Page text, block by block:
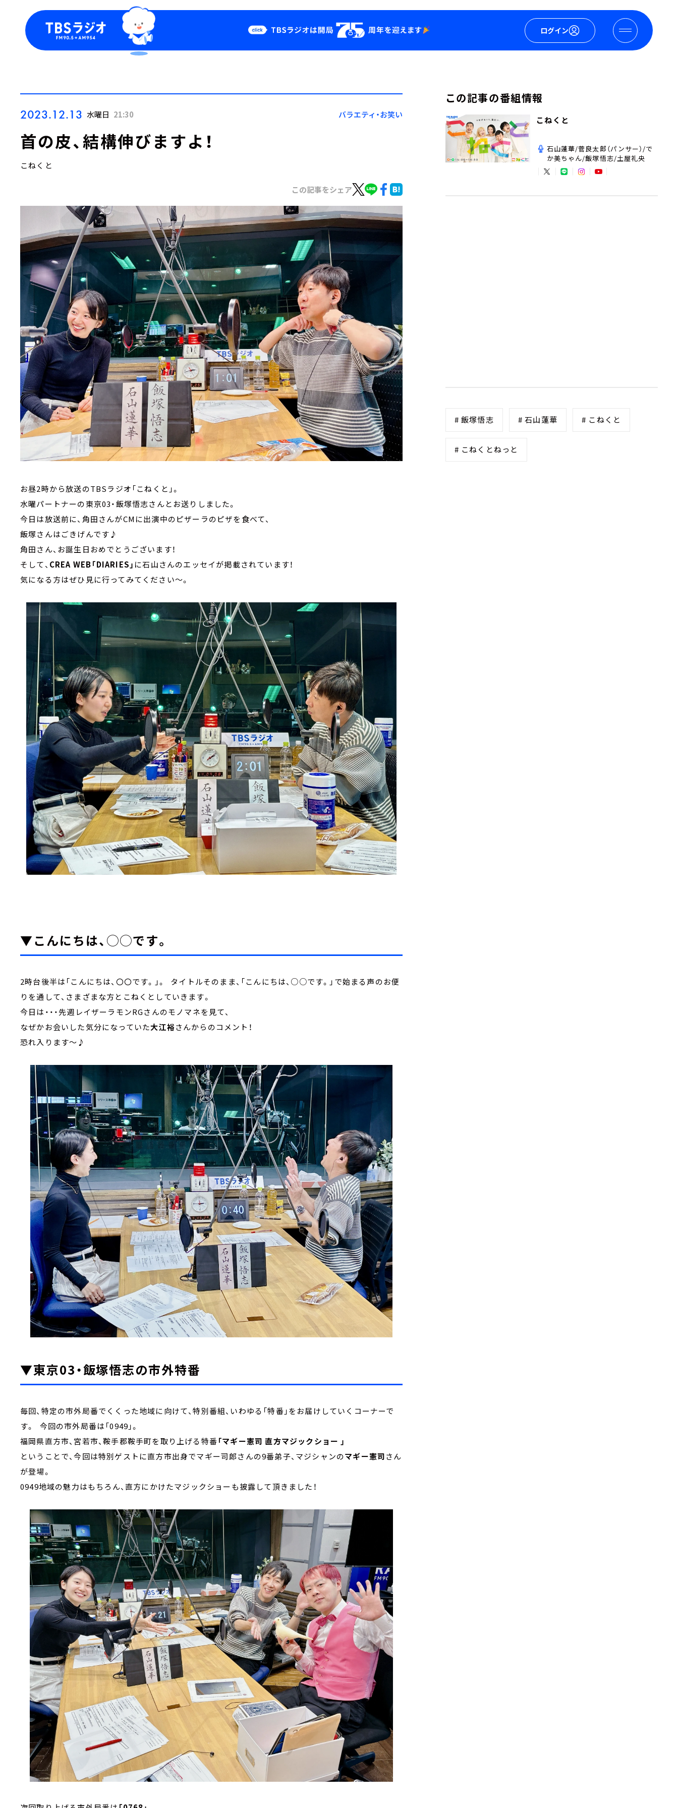
ログイン
Podcast
YouTube
会社情報
2023.12.13 水曜日 21:30 バラエティ・お笑い
首の皮、結構伸びますよ！
こねくと
この記事をシェア
お昼2時から放送のTBSラジオ「こねくと」。
水曜パートナーの東京03・飯塚悟志さんとお送りしました。
今日は放送前に、角田さんがCMに出演中のピザーラのピザを食べて、
飯塚さんはごきげんです♪
角田さん、お誕生日おめでとうございます！
そして、 CREA WEB「DIARIES」 に石山さんのエッセイが掲載されています！
気になる方はぜひ見に行ってみてください～。
▼こんにちは、◯◯です。
2時台後半は「こんにちは、〇〇です。」。 タイトルそのまま、「こんにちは、○○です。」で始まる声のお便
りを通して、さまざまな方とこねくとしていきます。
今日は・・・先週レイザーラモンRGさんのモノマネを見て、
なぜかお会いした気分になっていた大江裕さんからのコメント！
恐れ入ります～♪
▼東京03・飯塚悟志の市外特番
毎回、特定の市外局番でくくった地域に向けて、特別番組、いわゆる「特番」をお届けしていくコーナーで
す。 今回の市外局番は「0949」。
福岡県直方市、宮若市、鞍手郡鞍手町を取り上げる特番「マギー憲司 直方マジックショー 」
ということで、今回は特別ゲストに直方市出身でマギー司郎さんの9番弟子、マジシャンのマギー憲司さん
が登場。
0949地域の魅力はもちろん、直方にかけたマジックショーも披露して頂きました！
この記事の番組情報
こねくと
石山蓮華/菅良太郎（パンサー）/で
か美ちゃん/飯塚悟志/土屋礼央
# 飯塚悟志 # 石山蓮華 # こねくと
# こねくとねっと